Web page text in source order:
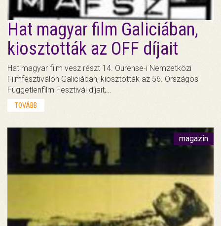
Hat magyar film Galiciában,
kiosztották az OFF díjait
Hat magyar film vesz részt 14. Ourense-i Nemzetközi
Filmfesztiválon Galiciában, kiosztották az 56. Országos
Függetlenfilm Fesztivál díjait,…
TOVÁBB
magazin